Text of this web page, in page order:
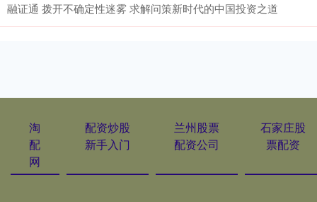
融证通 拨开不确定性迷雾 求解问策新时代的中国投资之道
淘
配
网
配资炒股
新手入门
兰州股票
配资公司
石家庄股
票配资